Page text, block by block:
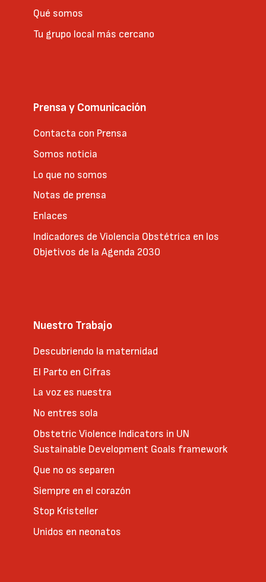
Qué somos
Tu grupo local más cercano
Prensa y Comunicación
Contacta con Prensa
Somos noticia
Lo que no somos
Notas de prensa
Enlaces
Indicadores de Violencia Obstétrica en los
Objetivos de la Agenda 2030
Nuestro Trabajo
Descubriendo la maternidad
El Parto en Cifras
La voz es nuestra
No entres sola
Obstetric Violence Indicators in UN
Sustainable Development Goals framework
Que no os separen
Siempre en el corazón
Stop Kristeller
Unidos en neonatos